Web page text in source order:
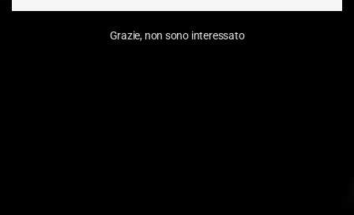
Grazie, non sono interessato